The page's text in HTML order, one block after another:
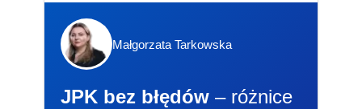
Małgorzata Tarkowska
JPK bez błędów – różnice